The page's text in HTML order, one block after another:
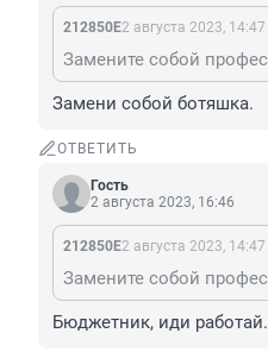
212850Е2 августа 2023, 14:47
Замени собой ботяшка.
ОТВЕТИТЬ
Гость
2 августа 2023, 16:46
212850Е2 августа 2023, 14:47
Бюджетник, иди работай.